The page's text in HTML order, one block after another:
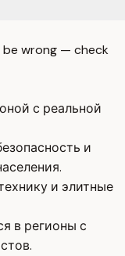
wrong — check
с реальной
и
и элитные
в регионы с